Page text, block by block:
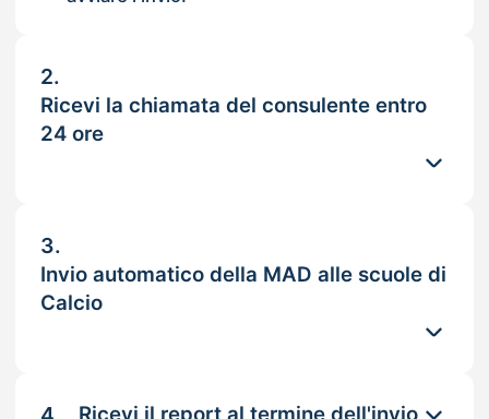
2.
Ricevi la chiamata del consulente entro
24 ore
3.
Invio automatico della MAD alle scuole di
Calcio